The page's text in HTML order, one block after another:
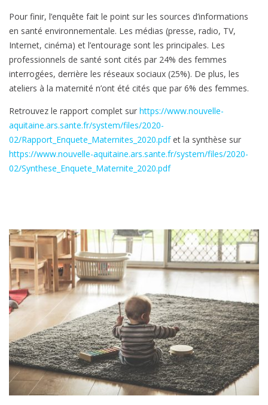
Pour finir, l’enquête fait le point sur les sources d’informations
en santé environnementale. Les médias (presse, radio, TV,
Internet, cinéma) et l’entourage sont les principales. Les
professionnels de santé sont cités par 24% des femmes
interrogées, derrière les réseaux sociaux (25%). De plus, les
ateliers à la maternité n’ont été cités que par 6% des femmes.
Retrouvez le rapport complet sur https://www.nouvelle-
aquitaine.ars.sante.fr/system/files/2020-
02/Rapport_Enquete_Maternites_2020.pdfet la synthèse sur
https://www.nouvelle-aquitaine.ars.sante.fr/system/files/2020-
02/Synthese_Enquete_Maternite_2020.pdf